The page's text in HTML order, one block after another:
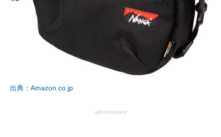
出典：Amazon.co.jp
advertisement